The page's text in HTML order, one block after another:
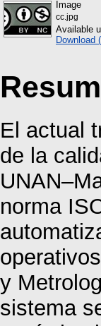
Image
cc.jpg
Available
Download
El actual
de la
norma
y
sistema